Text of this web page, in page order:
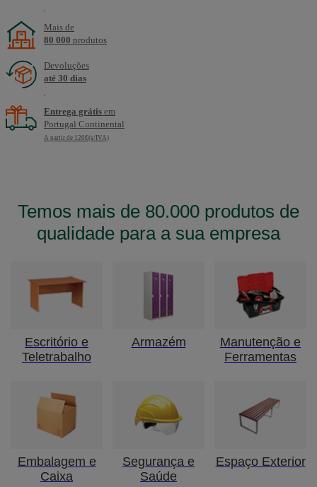
Mais de
80 000 produtos
Devoluções
até 30 dias
Entrega grátis em
Portugal Continental
A partir de 120€(s/IVA)
Temos mais de 80.000 produtos de
qualidade para a sua empresa
Escritório e
Teletrabalho
Armazém
Manutenção e
Ferramentas
Embalagem e
Caixa
Segurança e
Saúde
Espaço Exterior